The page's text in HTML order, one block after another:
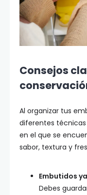
Consejos
Al organizar tus
diferentes
en el que se
sabor, textura y
Embutidos
Debes